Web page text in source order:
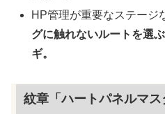
HP管理が重要なステージ
グに触れないルートを選
ギ。
紋章「ハートパネルマ